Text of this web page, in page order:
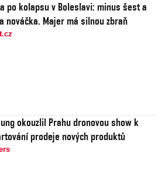
po kolapsu v Boleslavi: minus šest a
nováčka. Majer má silnou zbraň
okouzlil Prahu dronovou show k
prodeje nových produktů